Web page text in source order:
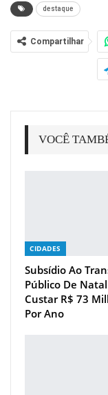
destaque
Compartilhar
VOCÊ
CIDADES
Subsídio Ao
Público De
Custar R$ 73
Por Ano